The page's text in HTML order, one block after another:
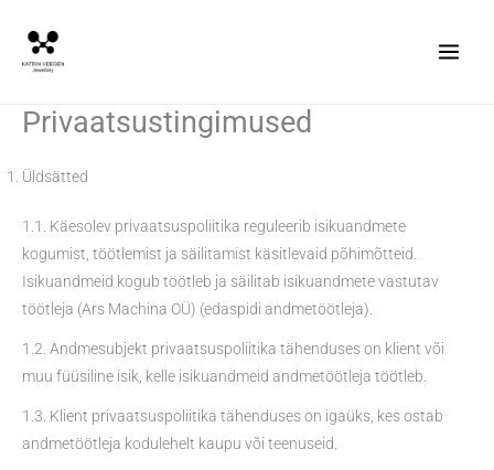
content
Privaatsustingimused
Üldsätted
1.1. Käesolev privaatsuspoliitika reguleerib isikuandmete
kogumist, töötlemist ja säilitamist käsitlevaid põhimõtteid.
Isikuandmeid kogub töötleb ja säilitab isikuandmete vastutav
töötleja (Ars Machina OÜ) (edaspidi andmetöötleja).
1.2. Andmesubjekt privaatsuspoliitika tähenduses on klient või
muu füüsiline isik, kelle isikuandmeid andmetöötleja töötleb.
1.3. Klient privaatsuspoliitika tähenduses on igaüks, kes ostab
andmetöötleja kodulehelt kaupu või teenuseid.